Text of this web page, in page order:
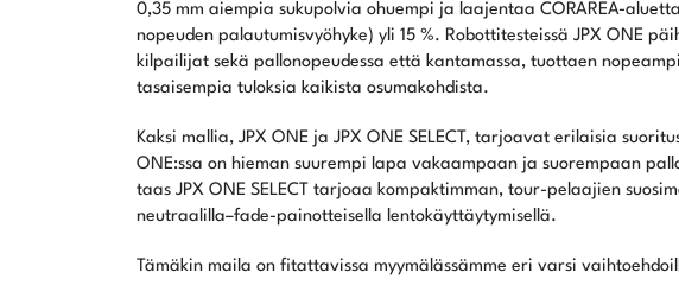
0,35 mm aiempia sukupolvia ohuempi ja laajentaa CORAREA-
nopeuden palautumisvyöhyke) yli 15 %. Robottitesteissä JPX ONE
kilpailijat sekä pallonopeudessa että kantamassa, tuottaen
tasaisempia tuloksia kaikista osumakohdista.
Kaksi mallia, JPX ONE ja JPX ONE SELECT, tarjoavat erilaisia
ONE:ssa on hieman suurempi lapa vakaampaan ja suorempaan
taas JPX ONE SELECT tarjoaa kompaktimman, tour-pelaajien
neutraalilla–fade-painotteisella lentokäyttäytymisellä.
Tämäkin maila on fitattavissa myymälässämme eri varsi